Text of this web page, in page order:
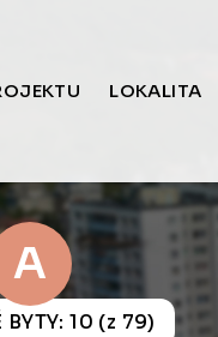
LOKALITA
A
10 (z 79)